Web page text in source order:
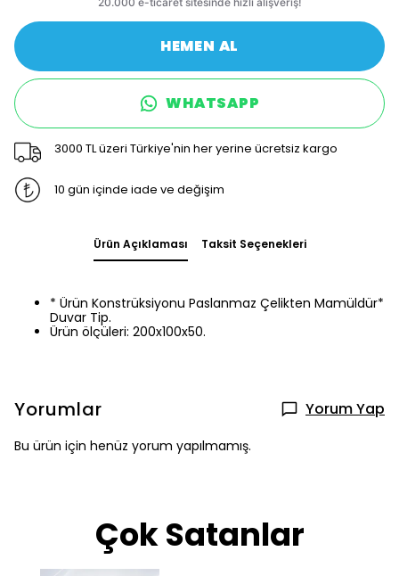
HEMEN AL
WHATSAPP
3000 TL üzeri Türkiye'nin her yerine ücretsiz kargo
10 gün içinde iade ve değişim
Ürün Açıklaması Taksit Seçenekleri
* Ürün Konstrüksiyonu Paslanmaz Çelikten Mamüldür*
Duvar Tip.
Ürün ölçüleri: 200x100x50.
Yorumlar Yorum Yap
Bu ürün için henüz yorum yapılmamış.
Çok Satanlar